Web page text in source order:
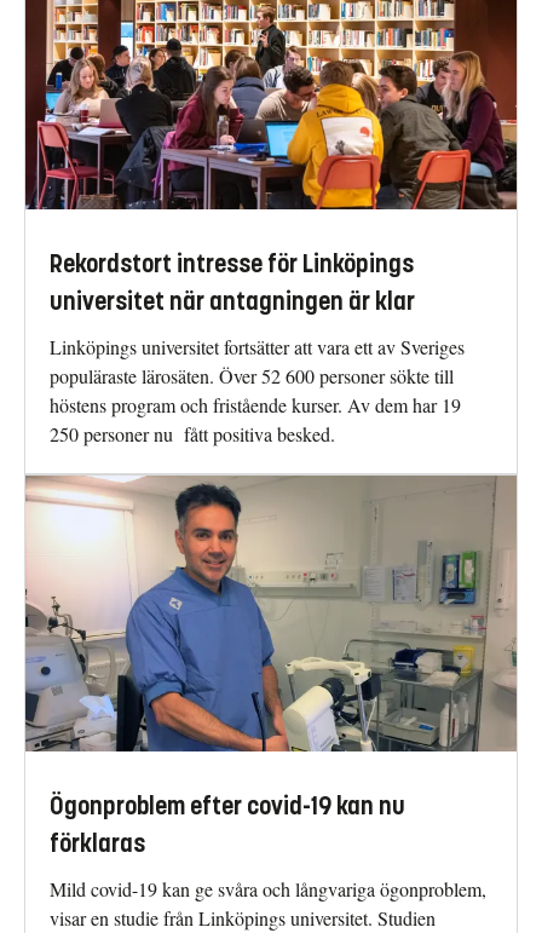
Rekordstort intresse för Linköpings
universitet när antagningen är klar
Linköpings universitet fortsätter att vara ett av Sveriges
populäraste lärosäten. Över 52 600 personer sökte till
höstens program och fristående kurser. Av dem har 19
250 personer nu fått positiva besked.
Ögonproblem efter covid-19 kan nu
förklaras
Mild covid-19 kan ge svåra och långvariga ögonproblem,
visar en studie från Linköpings universitet. Studien